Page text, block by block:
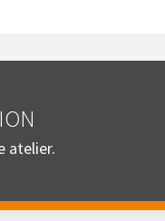
atelier.